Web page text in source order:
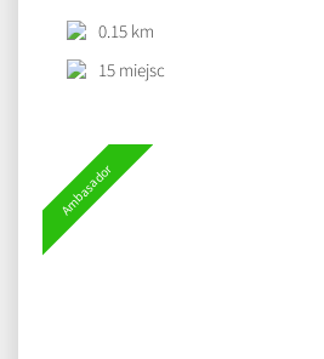
0.15 km
15 miejsc
Ambasador